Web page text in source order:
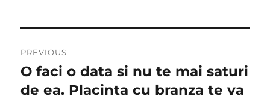
navigation
PREVIOUS
Previous
post:
O faci o data si nu te mai saturi
de ea. Placinta cu branza te va